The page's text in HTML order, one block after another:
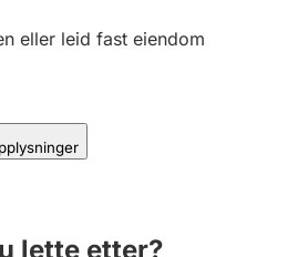
eller leid fast eiendom
lette etter?